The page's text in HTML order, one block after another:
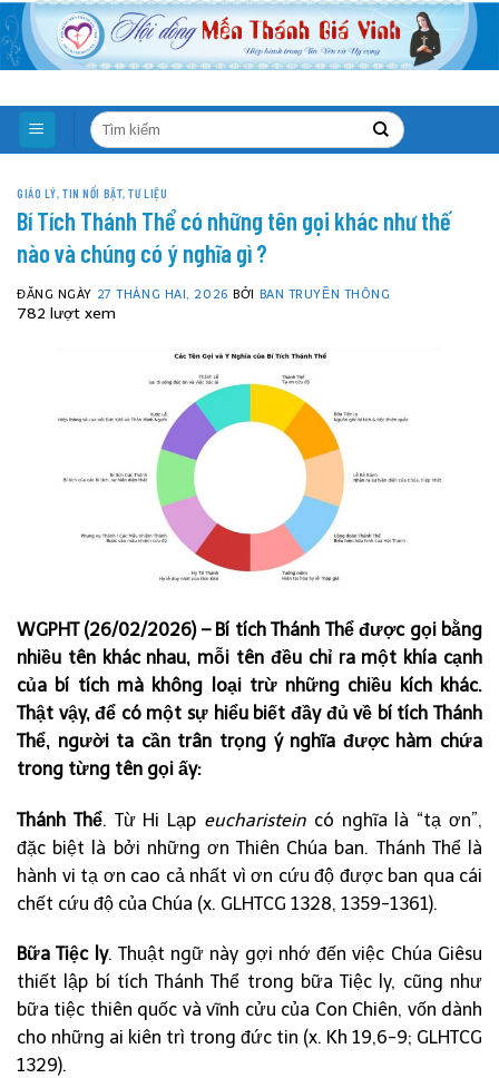
Skip
to
content
GIÁO LÝ,TIN NỔI BẬT,TƯ LIỆU
Bí Tích Thánh Thể có những tên gọi khác như thế
nào và chúng có ý nghĩa gì ?
ĐĂNG NGÀY 27 THÁNG HAI, 2026 BỞI BAN TRUYỀN THÔNG
782 lượt xem
WGPHT (26/02/2026) – Bí tích Thánh Thể được gọi bằng
nhiều tên khác nhau, mỗi tên đều chỉ ra một khía cạnh
của bí tích mà không loại trừ những chiều kích khác.
Thật vậy, để có một sự hiểu biết đầy đủ về bí tích Thánh
Thể, người ta cần trân trọng ý nghĩa được hàm chứa
trong từng tên gọi ấy:
Thánh Thể. Từ Hi Lạp eucharistein có nghĩa là “tạ ơn”,
đặc biệt là bởi những ơn Thiên Chúa ban. Thánh Thể là
hành vi tạ ơn cao cả nhất vì ơn cứu độ được ban qua cái
chết cứu độ của Chúa (x. GLHTCG 1328, 1359-1361).
Bữa Tiệc ly. Thuật ngữ này gợi nhớ đến việc Chúa Giêsu
thiết lập bí tích Thánh Thể trong bữa Tiệc ly, cũng như
bữa tiệc thiên quốc và vĩnh cửu của Con Chiên, vốn dành
cho những ai kiên trì trong đức tin (x. Kh 19,6-9; GLHTCG
1329).